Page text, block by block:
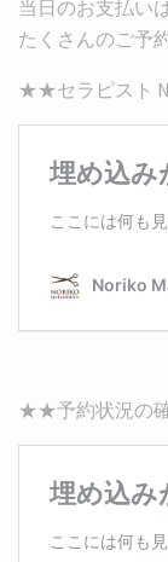
当日のお支払い
たくさんのご予
★★セラピスト
★★予約状況の